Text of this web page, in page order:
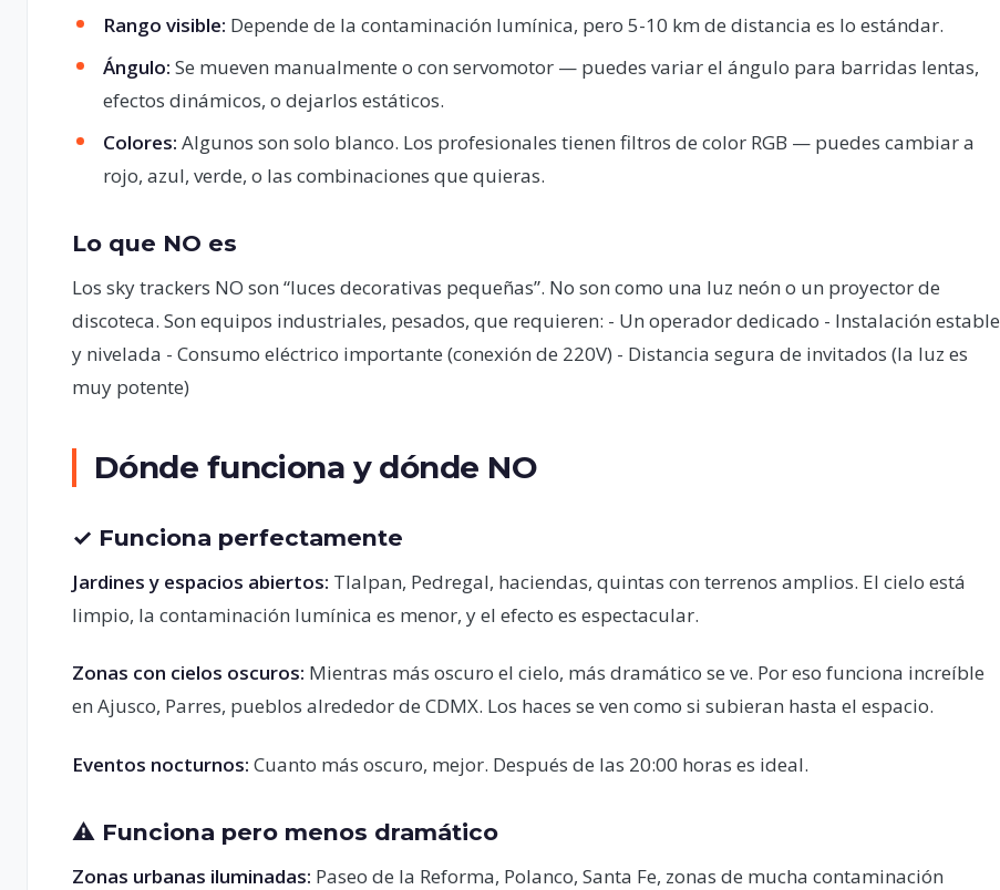
Rango visible: Depende de la contaminación lumínica, pero 5-10 km de distancia es lo estándar.
Ángulo: Se mueven manualmente o con servomotor — puedes variar el ángulo para barridas lentas,
efectos dinámicos, o dejarlos estáticos.
Colores: Algunos son solo blanco. Los profesionales tienen filtros de color RGB — puedes cambiar a
rojo, azul, verde, o las combinaciones que quieras.
Lo que NO es
Los sky trackers NO son “luces decorativas pequeñas”. No son como una luz neón o un proyector de
discoteca. Son equipos industriales, pesados, que requieren: - Un operador dedicado - Instalación estable
y nivelada - Consumo eléctrico importante (conexión de 220V) - Distancia segura de invitados (la luz es
muy potente)
Dónde funciona y dónde NO
✓ Funciona perfectamente
Jardines y espacios abiertos: Tlalpan, Pedregal, haciendas, quintas con terrenos amplios. El cielo está
limpio, la contaminación lumínica es menor, y el efecto es espectacular.
Zonas con cielos oscuros: Mientras más oscuro el cielo, más dramático se ve. Por eso funciona increíble
en Ajusco, Parres, pueblos alrededor de CDMX. Los haces se ven como si subieran hasta el espacio.
Eventos nocturnos: Cuanto más oscuro, mejor. Después de las 20:00 horas es ideal.
⚠️ Funciona pero menos dramático
Zonas urbanas iluminadas: Paseo de la Reforma, Polanco, Santa Fe, zonas de mucha contaminación